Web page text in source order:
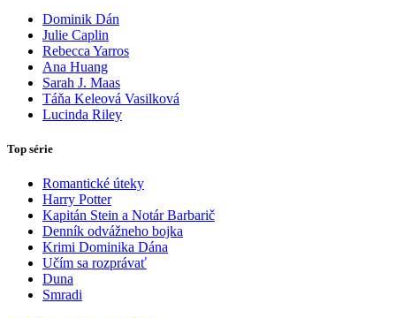
Dominik Dán
Julie Caplin
Rebecca Yarros
Ana Huang
Sarah J. Maas
Táňa Keleová Vasilková
Lucinda Riley
Top série
Romantické úteky
Harry Potter
Kapitán Stein a Notár Barbarič
Denník odvážneho bojka
Krimi Dominika Dána
Učím sa rozprávať
Duna
Smradi